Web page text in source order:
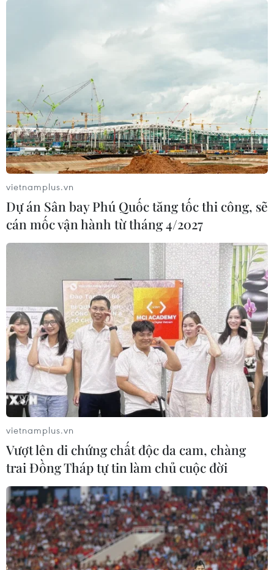
vietnamplus.vn
Dự án Sân bay Phú Quốc tăng tốc thi công, sẽ
cán mốc vận hành từ tháng 4/2027
vietnamplus.vn
Vượt lên di chứng chất độc da cam, chàng
trai Đồng Tháp tự tin làm chủ cuộc đời